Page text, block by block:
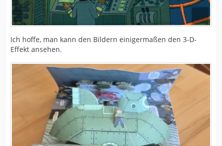
Ich hoffe, man kann den Bildern einigermaßen den 3-D-
Effekt ansehen.